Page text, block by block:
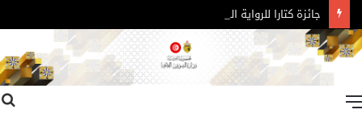
جائزة كتارا للرواية العربية – الدورة 11